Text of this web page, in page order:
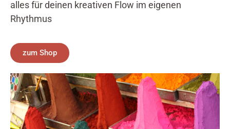
alles für deinen kreativen Flow im eigenen
Rhythmus
zum Shop